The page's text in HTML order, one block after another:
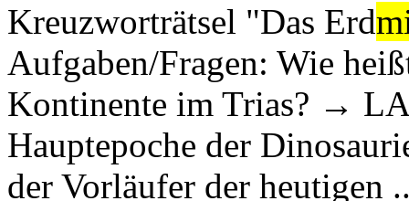
Kreuzworträtsel "Das Erd
Aufgaben/Fragen: Wie
Kontinente im Trias? →
Hauptepoche der
der Vorläufer der